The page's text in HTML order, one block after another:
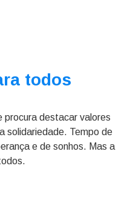
todos
procura destacar valores
solidariedade. Tempo de
e de sonhos. Mas a